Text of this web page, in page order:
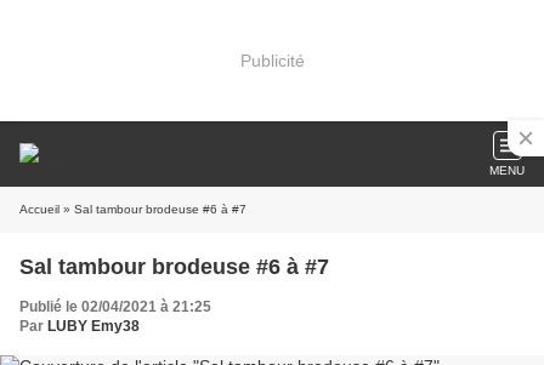
Publicité
MENU
Accueil » Sal tambour brodeuse #6 à #7
Sal tambour brodeuse #6 à #7
Publié le 02/04/2021 à 21:25
Par LUBY Emy38